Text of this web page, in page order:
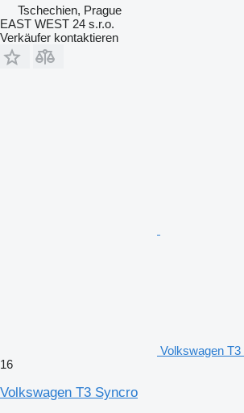
Tschechien, Prague
EAST WEST 24 s.r.o.
Verkäufer kontaktieren
Volkswagen
16
Volkswagen T3 Syncro